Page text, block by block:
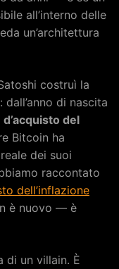
all’interno delle
un’architettura
costruì la
di nascita
del
Bitcoin ha
dei suoi
raccontato
dell’inflazione
è nuovo — è
di un villain. È